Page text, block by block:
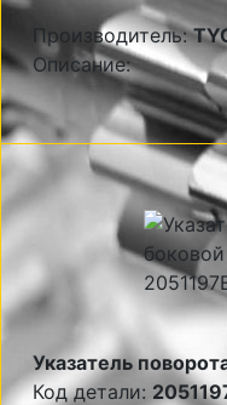
Производитель:
Описание:
Указатель
Код детали: